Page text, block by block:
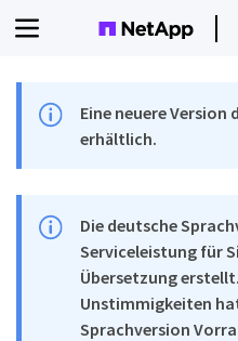
Eine neuere Version
erhältlich.
Die deutsche
Serviceleistung für
Übersetzung
Unstimmigkeiten
Sprachversion